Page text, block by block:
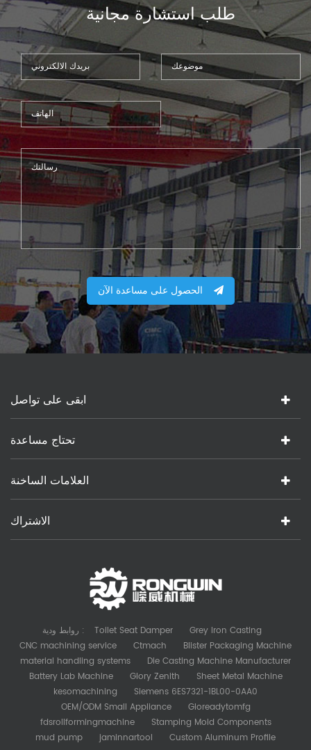
طلب استشارة مجانية
الحصول على مساعدة الآن
ابقى على تواصل
تحتاج مساعدة
العلامات الساخنة
الاشتراك
روابط ودية : Toilet Seat Damper
Grey Iron Casting
CNC machining service
Ctmach
Blister Packaging Machine
material handling systems
Die Casting Machine Manufacturer
Battery Lab Machine
Glory Zenith
Sheet Metal Machine
kesomachining
Siemens 6ES7321-1BL00-0AA0
OEM/ODM Small Appliance
Gloreadytomfg
fdsrollformingmachine
Stamping Mold Components
mud pump
jaminnartool Custom Aluminum Profile